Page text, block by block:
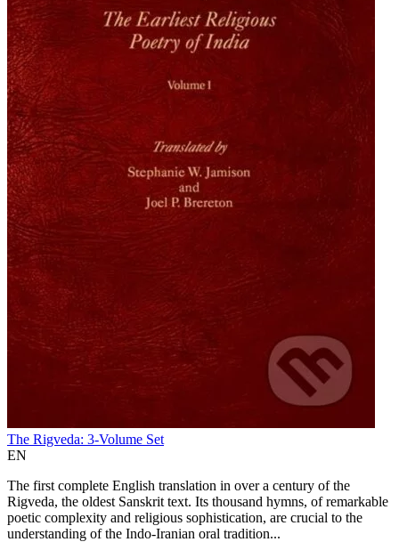
The Rigveda: 3-Volume Set
EN
The first complete English translation in over a century of the
Rigveda, the oldest Sanskrit text. Its thousand hymns, of remarkable
poetic complexity and religious sophistication, are crucial to the
understanding of the Indo-Iranian oral tradition...